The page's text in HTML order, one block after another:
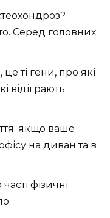
Серед головних:
це ті гени, про які
відіграють
якщо ваше
на диван та в
фізичні